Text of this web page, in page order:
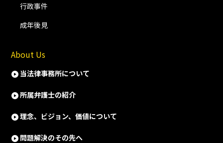
行政事件
成年後見
About Us
当法律事務所について
所属弁護士の紹介
理念、ビジョン、価値について
問題解決のその先へ